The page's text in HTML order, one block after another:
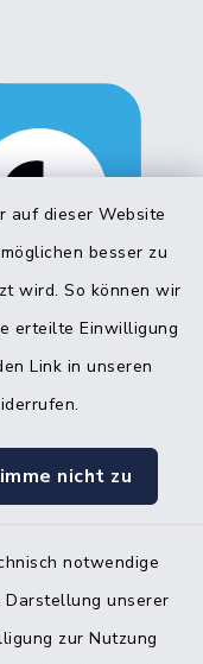
auf dieser Website
besser zu
wird. So können wir
erteilte Einwilligung
Link in unseren
nicht zu
notwendige
Darstellung unserer
zur Nutzung